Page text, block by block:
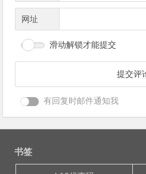
网址
滑动解锁才能提交
有回复时邮件通知我
书签